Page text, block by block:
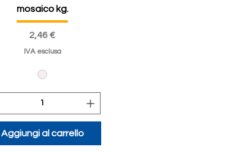
mosaico kg.
Prezzo
2,46 €
IVA esclusa
Aggiungi al carrello